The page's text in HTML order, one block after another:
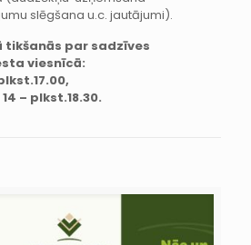
slēgšana u.c. jautājumi).
tikšanās par sadzīves
viesnīcā:
– plkst.18.30.